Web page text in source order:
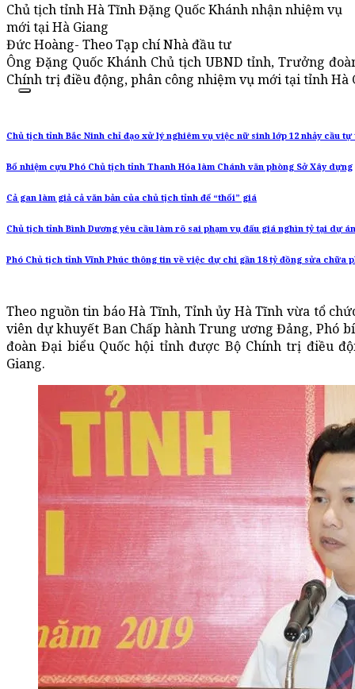
Chủ tịch tỉnh Hà Tĩnh Đặng Quốc Khánh nhận nhiệm vụ
mới tại Hà Giang
Đức Hoàng- Theo Tạp chí Nhà đầu tư
Ông Đặng Quốc Khánh Chủ tịch UBND tỉnh, Trưởng
Chính trị điều động, phân công nhiệm vụ mới tại tỉnh Hà
Chủ tịch tỉnh Bắc Ninh chỉ đạo xử lý nghiêm vụ việc nữ sinh lớp 12 nhảy cầu
Bổ nhiệm cựu Phó Chủ tịch tỉnh Thanh Hóa làm Chánh văn phòng Sở Xây dựng
Cả gan làm giả cả văn bản của chủ tịch tỉnh để “thổi” giá
Chủ tịch tỉnh Bình Dương yêu cầu làm rõ sai phạm vụ đấu giá nghìn tỷ tại dự
Phó Chủ tịch tỉnh Vĩnh Phúc thông tin về việc dự chi gần 18 tỷ đồng sửa chữa
Theo nguồn tin báo Hà Tĩnh, Tỉnh ủy Hà Tĩnh vừa tổ
viên dự khuyết Ban Chấp hành Trung ương Đảng, Phó
đoàn Đại biểu Quốc hội tỉnh được Bộ Chính trị điều
Giang.